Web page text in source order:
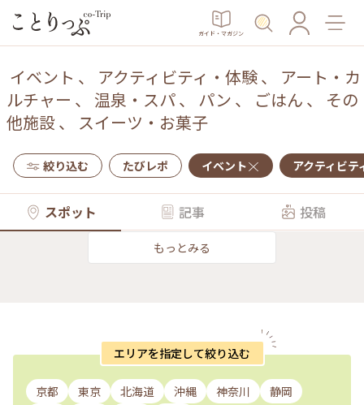
ガイド・マガジン
イベント 、 アクティビティ・体験、 アート・カ
ルチャー 、 温泉・スパ、 パン 、 ごはん 、 その
他施設、 スイーツ・お菓子
絞り込む たびレポ イベント アクティビテ
スポット 記事 投稿
もっとみる
エリアを指定して絞り込む
京都 東京 北海道 沖縄 神奈川
静岡